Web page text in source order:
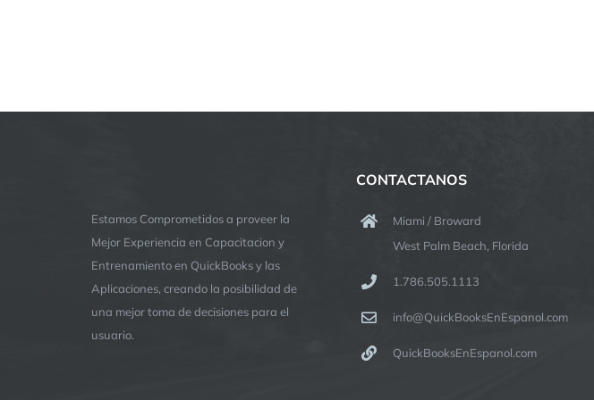
Estamos Comprometidos a proveer la
Mejor Experiencia en Capacitacion y
Entrenamiento en QuickBooks y las
Aplicaciones, creando la posibilidad de
una mejor toma de decisiones para el
usuario.
CONTACTANOS
Miami / Broward
West Palm Beach, Florida
1.786.505.1113
info@QuickBooksEnEspanol.com
QuickBooksEnEspanol.com